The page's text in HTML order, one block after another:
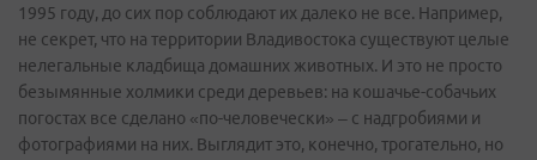
1995 году, до сих пор соблюдают их далеко не все. Например,
не секрет, что на территории Владивостока существуют целые
нелегальные кладбища домашних животных. И это не просто
безымянные холмики среди деревьев: на кошачье-собачьих
погостах все сделано «по-человечески» – с надгробиями и
фотографиями на них. Выглядит это, конечно, трогательно, но